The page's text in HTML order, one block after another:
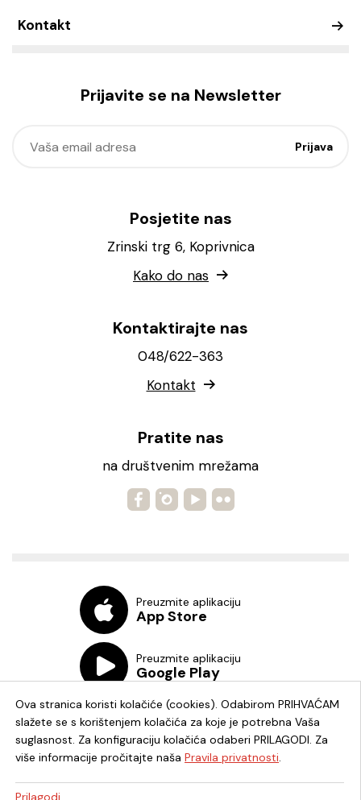
Kontakt
Prijavite se na Newsletter
Posjetite nas
Zrinski trg 6, Koprivnica
Kako do nas
Kontaktirajte nas
048/622-363
Kontakt
Pratite nas
na društvenim mrežama
Preuzmite aplikaciju
App Store
Preuzmite aplikaciju
Google Play
Ova stranica koristi kolačiće (cookies). Odabirom PRIHVAĆAM
slažete se s korištenjem kolačića za koje je potrebna Vaša
suglasnost. Za konfiguraciju kolačića odaberi PRILAGODI. Za
više informacije pročitajte naša Pravila privatnosti.
Prilagodi...